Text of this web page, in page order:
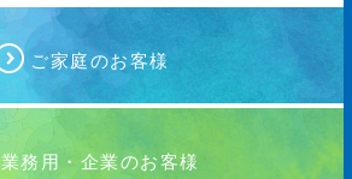
ご家庭のお客様
業務用・企業のお客様